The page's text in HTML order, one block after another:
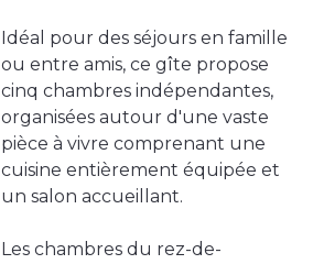
Idéal pour des séjours en famille
ou entre amis, ce gîte propose
cinq chambres indépendantes,
organisées autour d'une vaste
pièce à vivre comprenant une
cuisine entièrement équipée et
un salon accueillant.
Les chambres du rez-de-